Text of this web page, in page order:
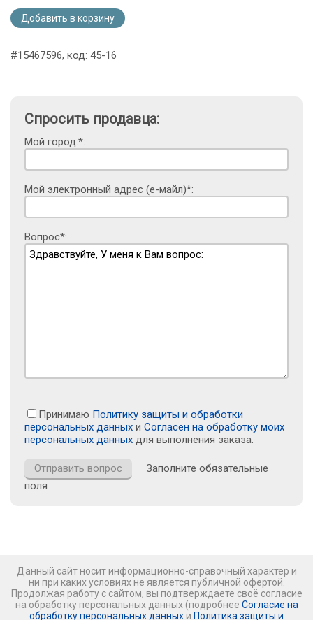
Добавить в корзину
#15467596, код: 45-16
Спросить продавца:
Мой город:*:
Мой электронный адрес (е-майл)*:
Вопрос*:
Принимаю Политику защиты и обработки
персональных данных и Согласен на обработку моих
персональных данных для выполнения заказа.
Заполните обязательные
поля
Данный сайт носит информационно-справочный характер и
ни при каких условиях не является публичной офертой.
Продолжая работу с сайтом, вы подтверждаете своё согласие
на обработку персональных данных (подробнее Согласие на
обработку персональных данных и Политика защиты и